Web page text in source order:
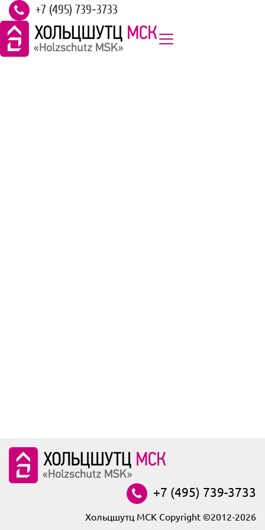
+7 (495) 739-3733
+7 (495) 739-3733
Хольцшутц МСК Copyright ©2012-2026